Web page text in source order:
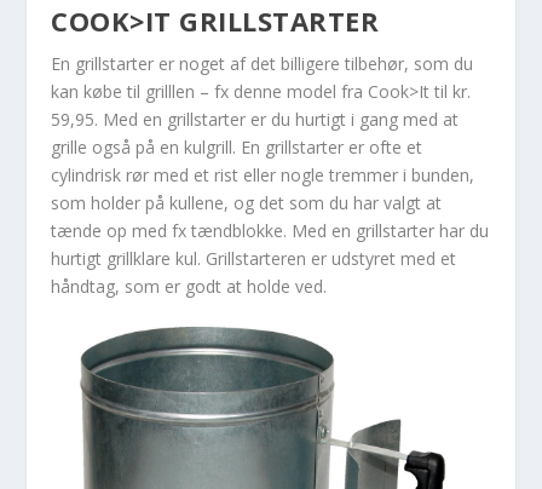
COOK>IT GRILLSTARTER
En grillstarter er noget af det billigere tilbehør, som du
kan købe til grilllen – fx denne model fra Cook>It til kr.
59,95. Med en grillstarter er du hurtigt i gang med at
grille også på en kulgrill. En grillstarter er ofte et
cylindrisk rør med et rist eller nogle tremmer i bunden,
som holder på kullene, og det som du har valgt at
tænde op med fx tændblokke. Med en grillstarter har du
hurtigt grillklare kul. Grillstarteren er udstyret med et
håndtag, som er godt at holde ved.